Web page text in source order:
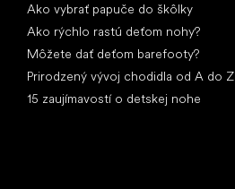
Ako vybrať papuče do škôlky
Ako rýchlo rastú deťom nohy?
Môžete dať deťom barefooty?
Prirodzený vývoj chodidla od A do Z
15 zaujímavostí o detskej nohe